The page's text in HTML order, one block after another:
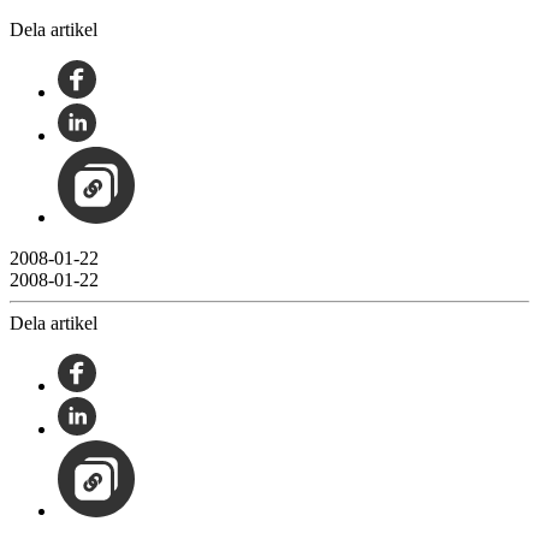
Dela artikel
2008-01-22
2008-01-22
Dela artikel